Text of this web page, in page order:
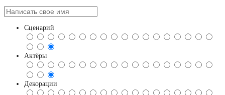
Сценарий
Актёры
Декорации